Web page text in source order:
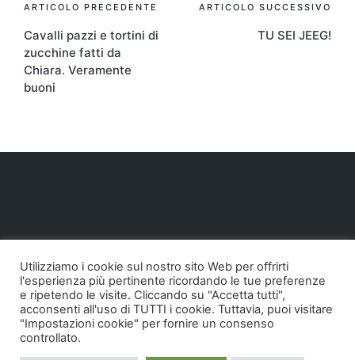
Navigazione
articoli
ARTICOLO PRECEDENTE
Cavalli pazzi e tortini di
zucchine fatti da
Chiara. Veramente
buoni
ARTICOLO SUCCESSIVO
TU SEI JEEG!
Copyright 2026 — Pollodigomma ...org. Tutti i diritti
Utilizziamo i cookie sul nostro sito Web per offrirti
l'esperienza più pertinente ricordando le tue preferenze
e ripetendo le visite. Cliccando su "Accetta tutti",
acconsenti all'uso di TUTTI i cookie. Tuttavia, puoi visitare
"Impostazioni cookie" per fornire un consenso
controllato.